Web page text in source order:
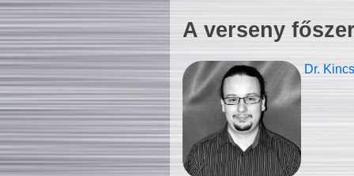
A verseny
Dr.